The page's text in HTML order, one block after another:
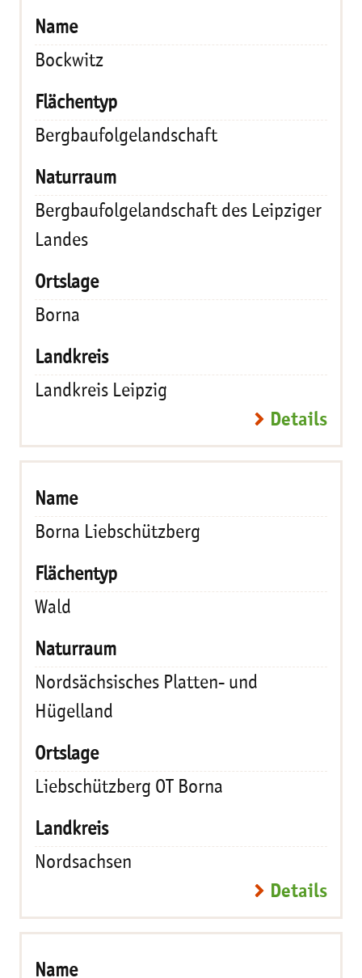
Bockwitz
Bergbaufolgelandschaft
Bergbaufolgelandschaft des Leipziger
Landes
Borna
Landkreis Leipzig
Details
Borna Liebschützberg
Wald
Nordsächsisches Platten- und
Hügelland
Liebschützberg OT Borna
Nordsachsen
Details